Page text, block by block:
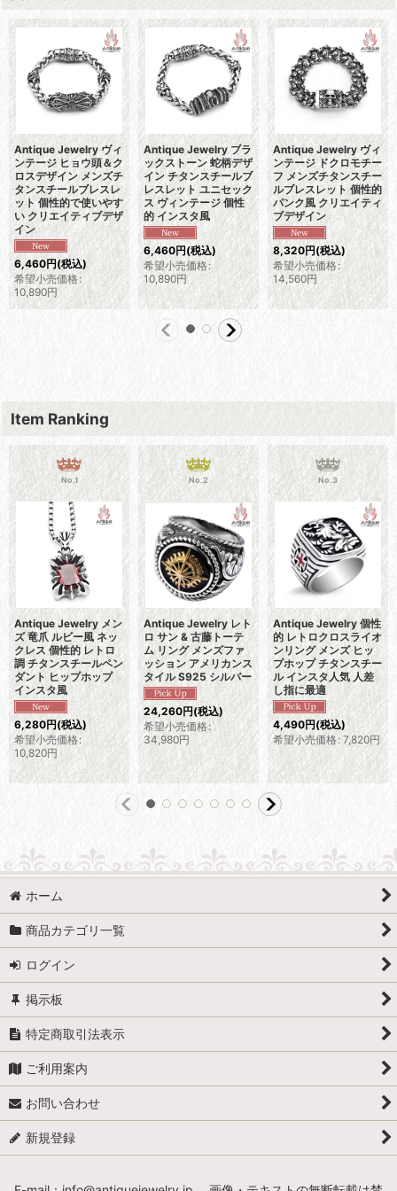
Antique Jewelry ヴィ
ンテージ ヒョウ頭＆ク
ロスデザイン メンズチ
タンスチールブレスレ
ット 個性的で使いやす
い クリエイティブデザ
イン
6,460円(税込)
希望小売価格 :
10,890円
Antique Jewelry ブラ
ックストーン 蛇柄デザ
イン チタンスチールブ
レスレット ユニセック
ス ヴィンテージ 個性
的 インスタ風
6,460円(税込)
希望小売価格:
10,890円
Antique Jewelry ヴィ
ンテージ ドクロモチー
フ メンズチタンスチー
ルブレスレット 個性的
パンク風 クリエイティ
ブデザイン
8,320円(税込)
希望小売価格:
14,560円
Item Ranking
No.1
Antique Jewelry メン
ズ 竜爪 ルビー風 ネッ
クレス 個性的 レトロ
調 チタンスチールペン
ダント ヒップホップ
インスタ風
6,280円(税込)
希望小売価格:
10,820円
No.2
Antique Jewelry レト
ロ サン & 古藤トーテ
ム リング メンズファ
ッション アメリカンス
タイル S925 シルバー
24,260円(税込)
希望小売価格:
34,980円
No.3
Antique Jewelry 個性
的 レトロクロスライオ
ンリング メンズ ヒッ
プホップ チタンスチー
ル インスタ人気 人差
し指に最適
4,490円(税込)
希望小売価格: 7,820円
ホーム
商品カテゴリ一覧
ログイン
掲示板
特定商取引法表示
ご利用案内
お問い合わせ
新規登録